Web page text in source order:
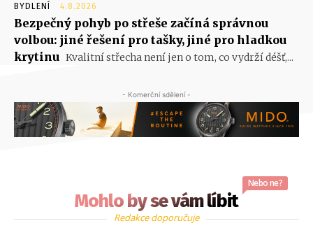
BYDLENÍ 4.8.2026
Bezpečný pohyb po střeše začíná správnou
volbou: jiné řešení pro tašky, jiné pro hladkou
krytinu Kvalitní střecha není jen o tom, co vydrží déšť,...
- Komerční sdělení -
Mohlo by se vám líbit
Nebo ne?
Redakce doporučuje